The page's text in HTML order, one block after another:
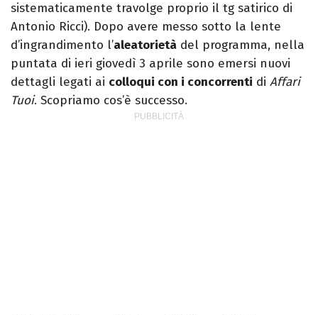
sistematicamente travolge proprio il tg satirico di
Antonio Ricci). Dopo avere messo sotto la lente
d’ingrandimento l’aleatorietà del programma, nella
puntata di ieri giovedì 3 aprile sono emersi nuovi
dettagli legati ai colloqui con i concorrenti di Affari
Tuoi. Scopriamo cos’è successo.